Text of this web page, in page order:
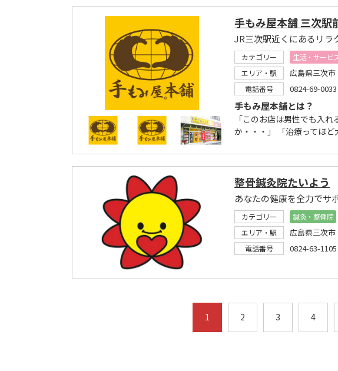
手もみ屋本舗 三次駅
カテゴリー 生活・サービ
エリア・駅
広島県三次
電話番号 0824-69-0033
手もみ屋本舗とは？
「このお店は男性でも入
か・・・」 「治療ってほ
整骨鍼灸院たいよう
あなたの健康を全力でサ
カテゴリー 鍼灸・整骨院
エリア・駅
広島県三次
電話番号 0824-63-1105
1 2 3 4